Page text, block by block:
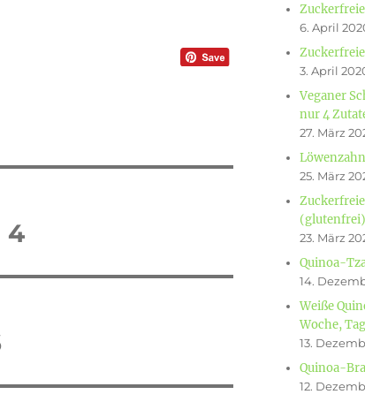
4
6. April
3. April
Veganer
nur 4
27. März
25. März
(glutenfrei)
23. März
Quinoa-
14.
Weiße
Woche,
13.
Quinoa-
12.